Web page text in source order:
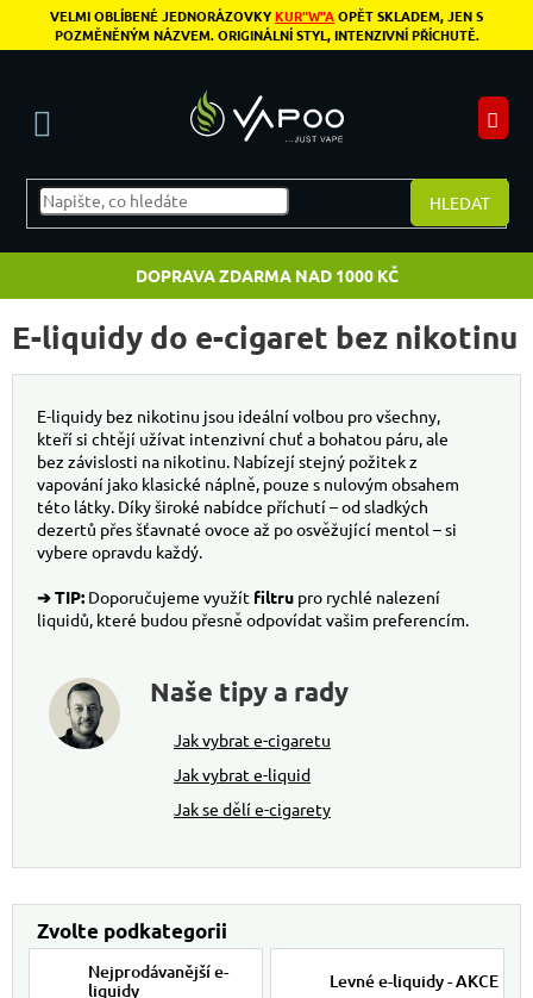
Přejít na obsah
VELMI OBLÍBENÉ JEDNORÁZOVKYKUR"W"AOPĚT SKLADEM, JEN S
POZMĚNĚNÝM NÁZVEM. ORIGINÁLNÍ STYL, INTENZIVNÍ PŘÍCHUTĚ.
HLEDAT
DOPRAVA ZDARMA NAD 1000 KČ
E-liquidy do e-cigaret bez nikotinu
E-liquidy bez nikotinu jsou ideální volbou pro všechny,
kteří si chtějí užívat intenzivní chuť a bohatou páru, ale
bez závislosti na nikotinu. Nabízejí stejný požitek z
vapování jako klasické náplně, pouze s nulovým obsahem
této látky. Díky široké nabídce příchutí – od sladkých
dezertů přes šťavnaté ovoce až po osvěžující mentol – si
vybere opravdu každý.
➔ TIP: Doporučujeme využít filtru pro rychlé nalezení
liquidů, které budou přesně odpovídat vašim preferencím.
Naše tipy a rady
Jak vybrat e-cigaretu
Jak vybrat e-liquid
Jak se dělí e-cigarety
Nejprodávanější e-
liquidy
Levné e-liquidy - AKCE